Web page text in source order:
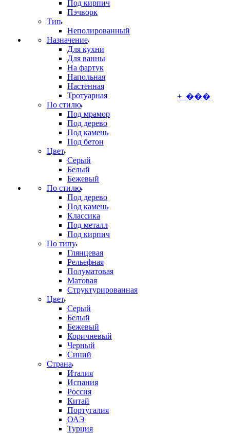
Под кирпич
Пэчворк
Тип
Неполированный
Назначение
Для кухни
Для ванны
На фартук
Напольная
Настенная
Тротуарная
По стилю
Под мрамор
Под дерево
Под камень
Под бетон
Цвет
Серый
Белый
Бежевый
По стилю
Под дерево
Под камень
Классика
Под металл
Под кирпич
По типу
Глянцевая
Рельефная
Полуматовая
Матовая
Структурированная
Цвет
Серый
Белый
Бежевый
Коричневый
Черный
Синий
Страна
Италия
Испания
Россия
Китай
Португалия
ОАЭ
Турция
+ ���